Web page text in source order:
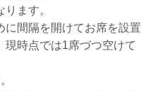
ます。
間隔を開けてお席を設置
時点では1席づつ空けて